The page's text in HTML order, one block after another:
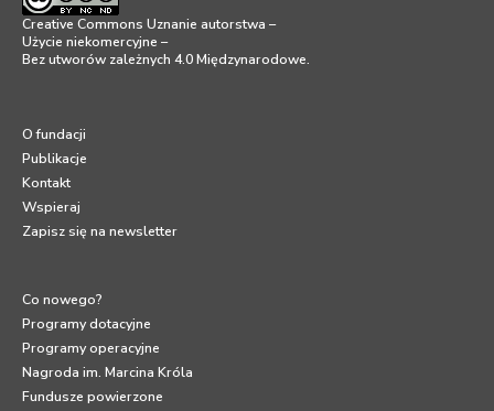
Creative Commons Uznanie autorstwa –
Użycie niekomercyjne –
Bez utworów zależnych 4.0 Międzynarodowe.
O fundacji
Publikacje
Kontakt
Wspieraj
Zapisz się na newsletter
Co nowego?
Programy dotacyjne
Programy operacyjne
Nagroda im. Marcina Króla
Fundusze powierzone